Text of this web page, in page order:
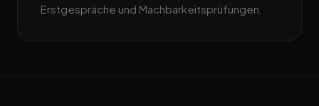
Erstgespräche und Machbarkeitsprüfungen.